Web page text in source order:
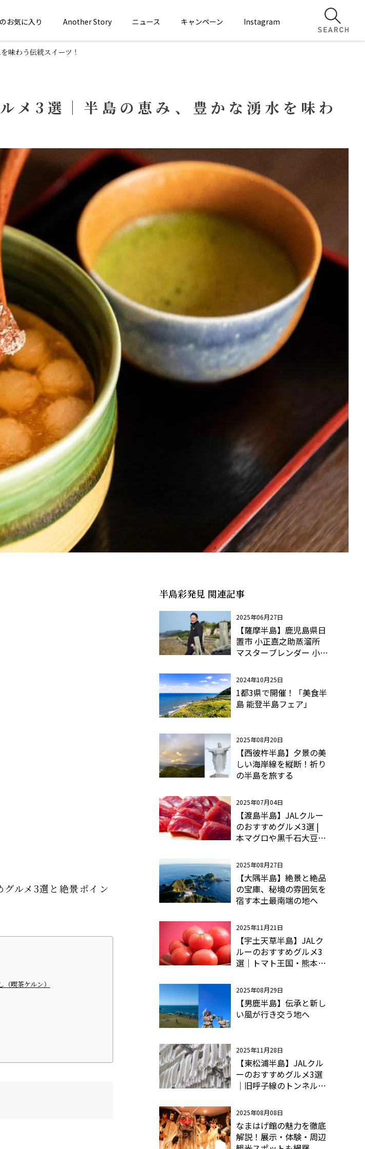
お気に入り Another Story ニュース キャンペーン Instagram
味わう伝統スイーツ！
メ3選｜半島の恵み、豊かな湧水を味わ
ルメ3選と絶景ポイン
喫茶ケルン）
半島彩発見 関連記事
2025年06月27日
【薩摩半島】鹿児島県日
置市 小正嘉之助蒸溜所
マスターブレンダー 小正
2024年10月25日
1都3県で開催！「美食半
島 能登半島フェア」
2025年08月20日
【西彼杵半島】夕景の美
しい海岸線を縦断！祈り
の半島を旅する
2025年07月04日
【渡島半島】JALクルー
のおすすめグルメ3選 |
本マグロや黒千石大豆な
う!
2025年08月27日
【大隅半島】絶景と絶品
の宝庫、秘境の雰囲気を
宿す本土最南端の地へ
2025年11月21日
【宇土天草半島】JALク
ルーのおすすめグルメ3
選｜トマト王国・熊本！
イタリアン
2025年08月29日
【男鹿半島】伝承と新し
い風が行き交う地へ
2025年11月28日
【東松浦半島】JALクル
ーのおすすめグルメ3選
｜旧呼子線のトンネルの
ラミ」とは？
2025年08月08日
なまはげ館の魅力を徹底
解説！展示・体験・周辺